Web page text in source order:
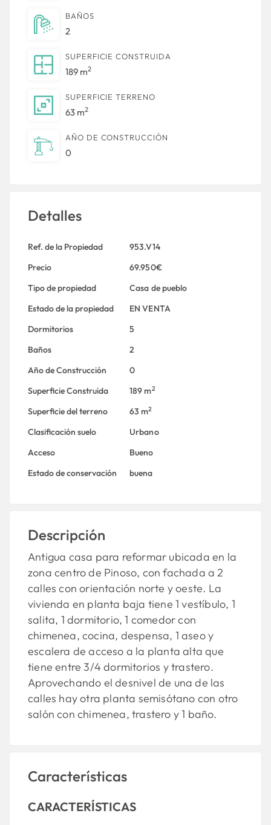
BAÑOS
2
SUPERFICIE CONSTRUIDA
189 m2
SUPERFICIE TERRENO
63 m2
AÑO DE CONSTRUCCIÓN
0
Detalles
Ref. de la Propiedad
953.V14
Precio
69.950€
Tipo de propiedad
Casa de pueblo
Estado de la propiedad
EN VENTA
Dormitorios
5
Baños
2
Año de Construcción
0
Superficie Construida
189 m2
Superficie del terreno 63 m2
Clasificación suelo
Urbano
Acceso
Bueno
Estado de conservación
buena
Descripción
Antigua casa para reformar ubicada en la
zona centro de Pinoso, con fachada a 2
calles con orientación norte y oeste. La
vivienda en planta baja tiene 1 vestíbulo, 1
salita, 1 dormitorio, 1 comedor con
chimenea, cocina, despensa, 1 aseo y
escalera de acceso a la planta alta que
tiene entre 3/4 dormitorios y trastero.
Aprovechando el desnivel de una de las
calles hay otra planta semisótano con otro
salón con chimenea, trastero y 1 baño.
Características
CARACTERÍSTICAS